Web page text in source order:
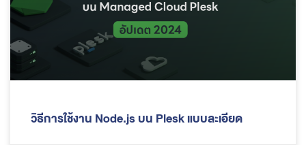
วิธีการใช้งาน Node.js บน Plesk แบบละเอียด